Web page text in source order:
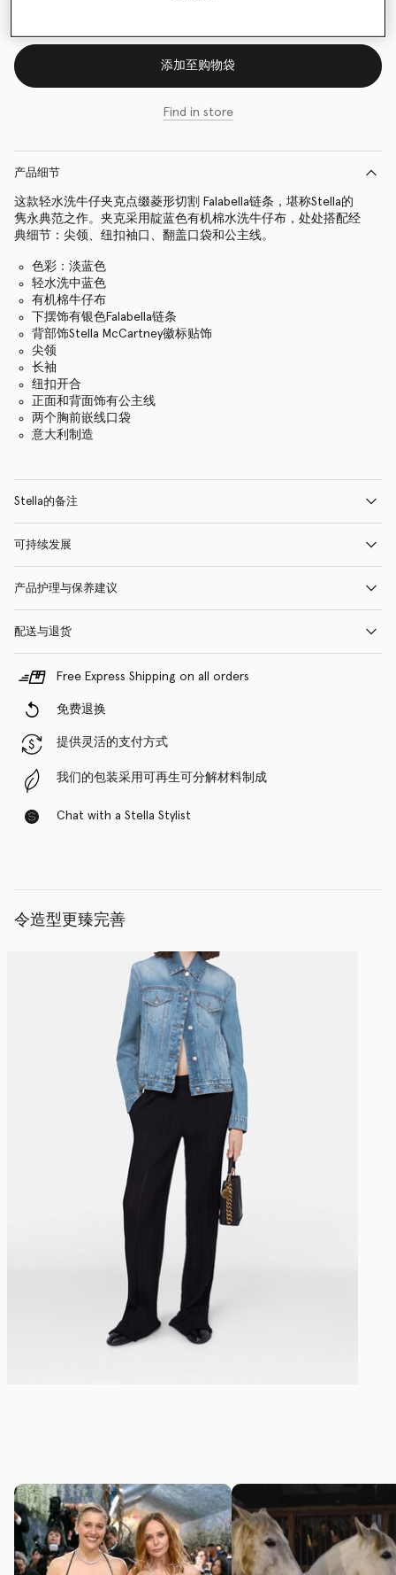
添加至购物袋
Find in store
产品细节
这款轻水洗牛仔夹克点缀菱形切割 Falabella链条，堪称Stella的
隽永典范之作。夹克采用靛蓝色有机棉水洗牛仔布，处处搭配经
典细节：尖领、纽扣袖口、翻盖口袋和公主线。
色彩：淡蓝色
轻水洗中蓝色
有机棉牛仔布
下摆饰有银色Falabella链条
背部饰Stella McCartney徽标贴饰
尖领
长袖
纽扣开合
正面和背面饰有公主线
两个胸前嵌线口袋
意大利制造
Stella的备注
可持续发展
产品护理与保养建议
配送与退货
Free Express Shipping on all orders
免费退换
提供灵活的支付方式
我们的包装采用可再生可分解材料制成
Chat with a Stella Stylist
令造型更臻完善